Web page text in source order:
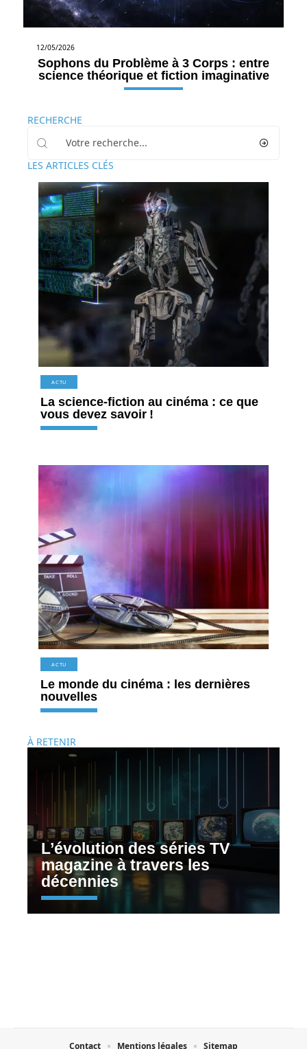
12/05/2026
Sophons du Problème à 3 Corps : entre
science théorique et fiction imaginative
RECHERCHE
LES ARTICLES CLÉS
ACTU
La science-fiction au cinéma : ce que
vous devez savoir !
ACTU
Le monde du cinéma : les dernières
nouvelles
À RETENIR
L’évolution des séries TV
magazine à travers les
décennies
Contact Mentions légales Sitemap